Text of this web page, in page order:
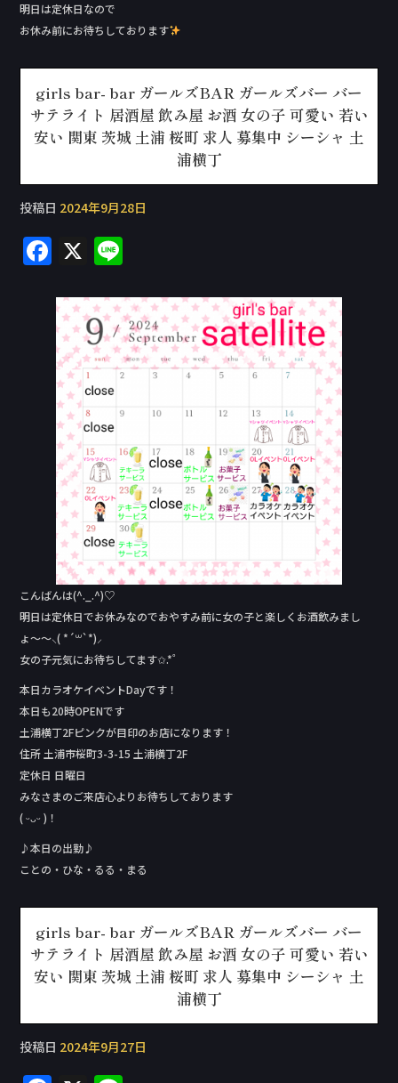
明日は定休日なので
お休み前にお待ちしております
girls bar- bar ガールズBAR ガールズバー バー
サテライト 居酒屋 飲み屋 お酒 女の子 可愛い 若い
安い 関東 茨城 土浦 桜町 求人 募集中 シーシャ 土
浦横丁
投稿日 2024年9月28日
F
c
e
b
o
o
k
X
e
こんばんは(^._.^)♡
明日は定休日でお休みなのでおやすみ前に女の子と楽しくお酒飲みまし
ょ〜〜⸜( *´꒳`*)⸝
女の子元気にお待ちしてます✩.*˚
本日カラオケイベントDay‬です！
本日も20時OPENです
土浦横丁2Fピンクが目印のお店になります！
住所 土浦市桜町3-3-15 土浦横丁2F
定休日 日曜日
みなさまのご来店心よりお待ちしております
( ᵕᴗᵕ )！
♪本日の出勤♪
ことの・ひな・るる・まる
girls bar- bar ガールズBAR ガールズバー バー
サテライト 居酒屋 飲み屋 お酒 女の子 可愛い 若い
安い 関東 茨城 土浦 桜町 求人 募集中 シーシャ 土
浦横丁
投稿日 2024年9月27日